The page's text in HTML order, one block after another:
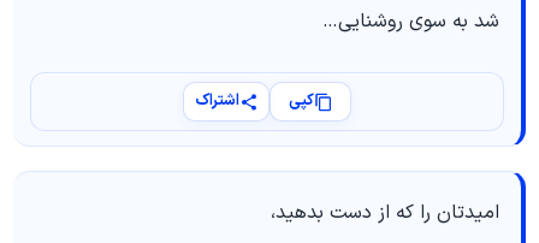
شد به سوی روشنایی…
کپی اشتراک
امیدتان را که از دست بدهید،